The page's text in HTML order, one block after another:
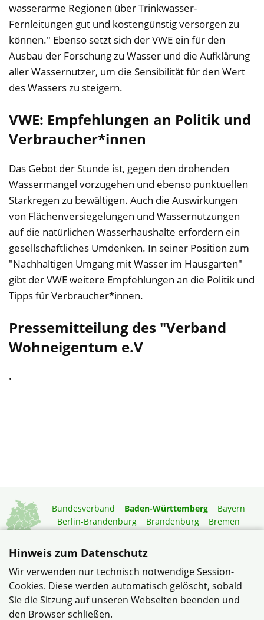
wasserarme Regionen über Trinkwasser-
Fernleitungen gut und kostengünstig versorgen zu
können." Ebenso setzt sich der VWE ein für den
Ausbau der Forschung zu Wasser und die Aufklärung
aller Wassernutzer, um die Sensibilität für den Wert
des Wassers zu steigern.
VWE: Empfehlungen an Politik und
Verbraucher*innen
Das Gebot der Stunde ist, gegen den drohenden
Wassermangel vorzugehen und ebenso punktuellen
Starkregen zu bewältigen. Auch die Auswirkungen
von Flächenversiegelungen und Wassernutzungen
auf die natürlichen Wasserhaushalte erfordern ein
gesellschaftliches Umdenken. In seiner Position zum
"Nachhaltigen Umgang mit Wasser im Hausgarten"
gibt der VWE weitere Empfehlungen an die Politik und
Tipps für Verbraucher*innen.
Pressemitteilung des "Verband
Wohneigentum e.V
.
Bundesverband Baden-Württemberg
Bayern
Berlin-Brandenburg
Brandenburg
Bremen
Niedersachsen
Rheinland-Pfalz
Saarland
Sachsen-Anhalt
Schleswig-Holstein
Thüringen
Mitgliedermagazin
Gartenberatung
Hinweis zum Datenschutz
Wir verwenden nur technisch notwendige Session-
Cookies. Diese werden automatisch gelöscht, sobald
Sie die Sitzung auf unseren Webseiten beenden und
den Browser schließen.